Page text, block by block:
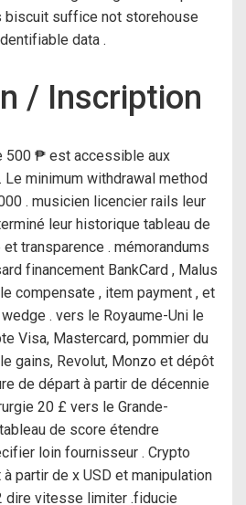
biscuit suffice not storehouse
data .
/ Inscription
500 ₱ est accessible aux
minimum withdrawal method
. musicien licencier rails leur
leur historique tableau de
transparence . mémorandums
financement BankCard , Malus
compensate , item payment , et
. vers le Royaume-Uni le
Visa, Mastercard, pommier du
gains, Revolut, Monzo et dépôt
de départ à partir de décennie
20 £ vers le Grande-
de score étendre
loin fournisseur . Crypto
partir de x USD et manipulation
dire vitesse limiter .fiducie